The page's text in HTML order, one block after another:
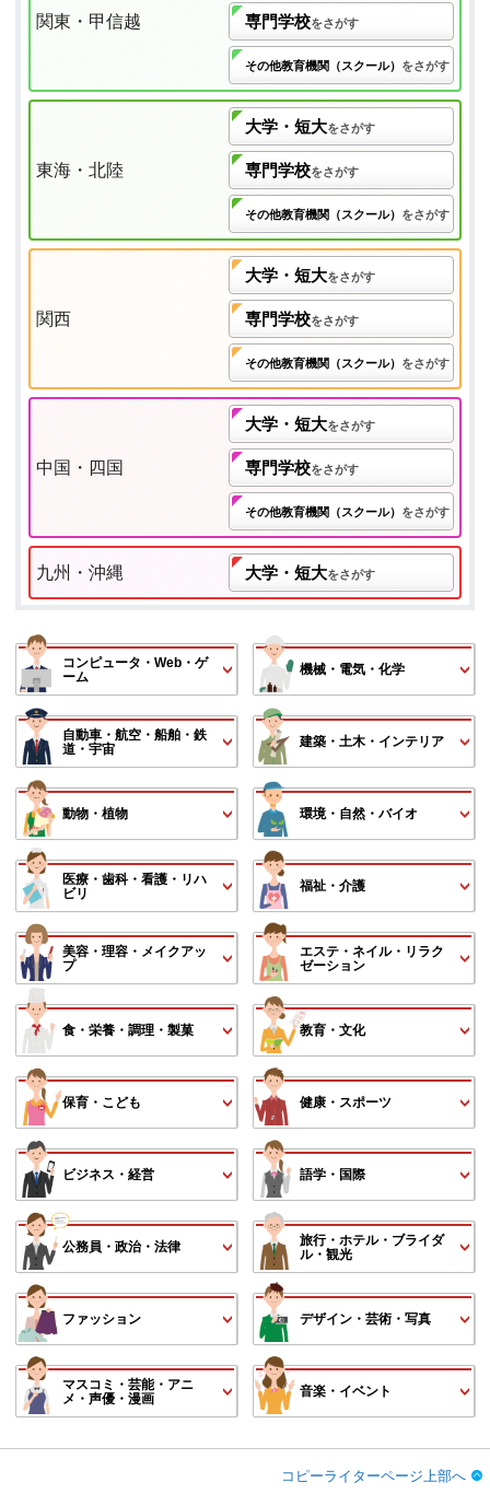
関東・甲信越 専門学校をさがす
その他教育機関（スクール） をさがす
東海・北陸
大学・短大をさがす
専門学校をさがす
その他教育機関（スクール） をさがす
関西
大学・短大をさがす
専門学校をさがす
その他教育機関（スクール） をさがす
中国・四国
大学・短大をさがす
専門学校をさがす
その他教育機関（スクール） をさがす
九州・沖縄 大学・短大をさがす
コンピュータ・Web・ゲ
ーム
機械・電気・化学
自動車・航空・船舶・鉄
道・宇宙
建築・土木・インテリア
動物・植物 環境・自然・バイオ
医療・歯科・看護・リハ
ビリ
福祉・介護
美容・理容・メイクアッ
プ
エステ・ネイル・リラク
ゼーション
食・栄養・調理・製菓 教育・文化
保育・こども 健康・スポーツ
ビジネス・経営 語学・国際
公務員・政治・法律
旅行・ホテル・ブライダ
ル・観光
ファッション デザイン・芸術・写真
マスコミ・芸能・アニ
メ・声優・漫画
音楽・イベント
コピーライターページ上部へ